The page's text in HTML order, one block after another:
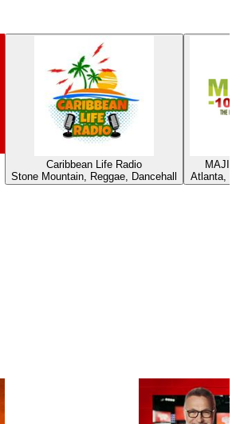
Caribbean Life Radio
Stone Mountain, Reggae, Dancehall
Atlanta,